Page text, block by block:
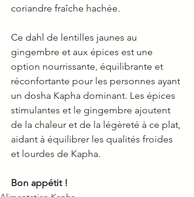
coriandre fraîche hachée.
Ce dahl de lentilles jaunes au
gingembre et aux épices est une
option nourrissante, équilibrante et
réconfortante pour les personnes ayant
un dosha Kapha dominant. Les épices
stimulantes et le gingembre ajoutent
de la chaleur et de la légèreté à ce plat,
aidant à équilibrer les qualités froides
et lourdes de Kapha.
Bon appétit !